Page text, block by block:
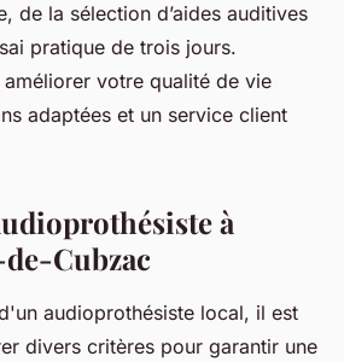
de la sélection d’aides auditives
pratique de trois jours.
votre qualité de vie
adaptées et un service client
à
Cubzac
audioprothésiste local, il est
divers critères pour garantir une